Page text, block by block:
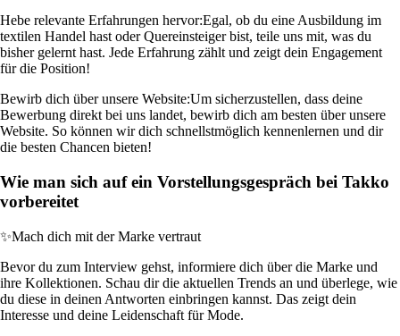
Hebe relevante Erfahrungen hervor:Egal, ob du eine Ausbildung im
textilen Handel hast oder Quereinsteiger bist, teile uns mit, was du
bisher gelernt hast. Jede Erfahrung zählt und zeigt dein Engagement
für die Position!
Bewirb dich über unsere Website:Um sicherzustellen, dass deine
Bewerbung direkt bei uns landet, bewirb dich am besten über unsere
Website. So können wir dich schnellstmöglich kennenlernen und dir
die besten Chancen bieten!
Wie man sich auf ein Vorstellungsgespräch bei Takko
vorbereitet
✨Mach dich mit der Marke vertraut
Bevor du zum Interview gehst, informiere dich über die Marke und
ihre Kollektionen. Schau dir die aktuellen Trends an und überlege, wie
du diese in deinen Antworten einbringen kannst. Das zeigt dein
Interesse und deine Leidenschaft für Mode.